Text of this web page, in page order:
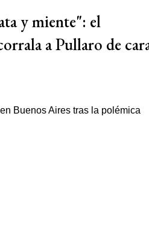
y miente": el
a Pullaro de